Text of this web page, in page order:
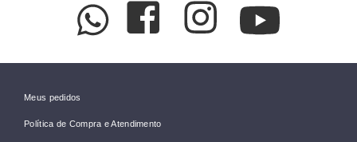
Meus pedidos
Política de Compra e Atendimento